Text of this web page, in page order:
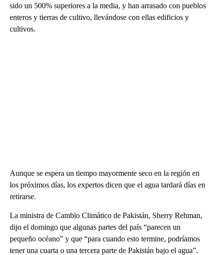
sido un 500% superiores a la media, y han arrasado con pueblos
enteros y tierras de cultivo, llevándose con ellas edificios y
cultivos.
Aunque se espera un tiempo mayormente seco en la región en
los próximos días, los expertos dicen que el agua tardará días en
retirarse.
La ministra de Cambio Climático de Pakistán, Sherry Rehman,
dijo el domingo que algunas partes del país “parecen un
pequeño océano” y que “para cuando esto termine, podríamos
tener una cuarta o una tercera parte de Pakistán bajo el agua”.